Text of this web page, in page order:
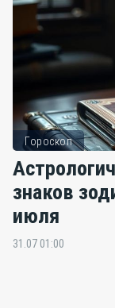
Гороскоп
знаков
июля
31.07 01:00